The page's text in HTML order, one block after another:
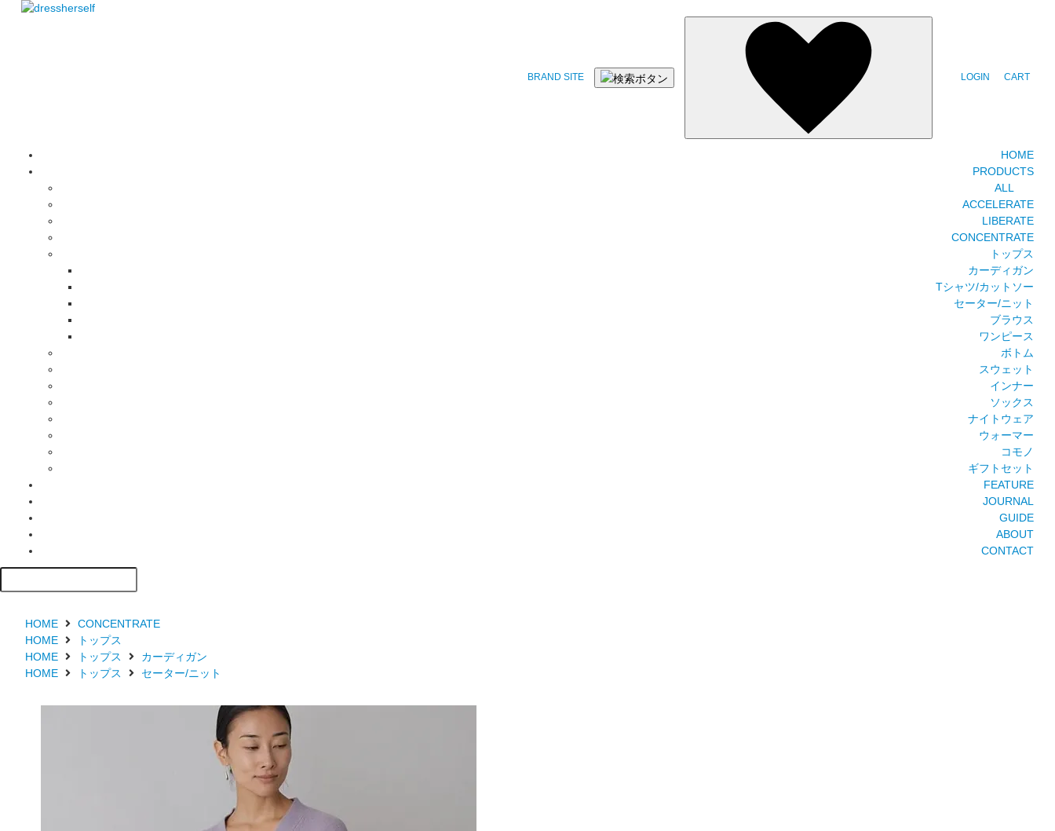
BRAND SITE LOGIN CART
HOME
PRODUCTS
ALL
ACCELERATE
LIBERATE
CONCENTRATE
トップス
カーディガン
Tシャツ/カットソー
セーター/ニット
ブラウス
ワンピース
ボトム
スウェット
インナー
ソックス
ナイトウェア
ウォーマー
コモノ
ギフトセット
FEATURE
JOURNAL
GUIDE
ABOUT
CONTACT
HOME
CONCENTRATE
HOME
トップス
HOME
トップス
カーディガン
HOME
トップス セーター/ニット